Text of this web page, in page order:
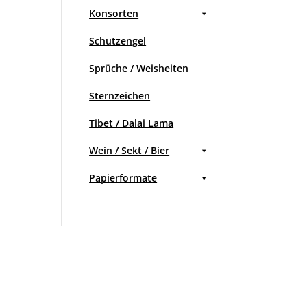
Konsorten
Schutzengel
Sprüche / Weisheiten
Sternzeichen
Tibet / Dalai Lama
Wein / Sekt / Bier
Papierformate